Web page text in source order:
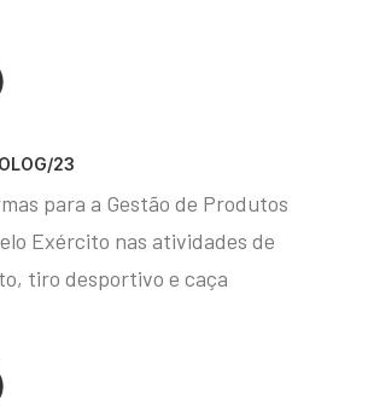
23
para a Gestão de Produtos
Exército nas atividades de
tiro desportivo e caça